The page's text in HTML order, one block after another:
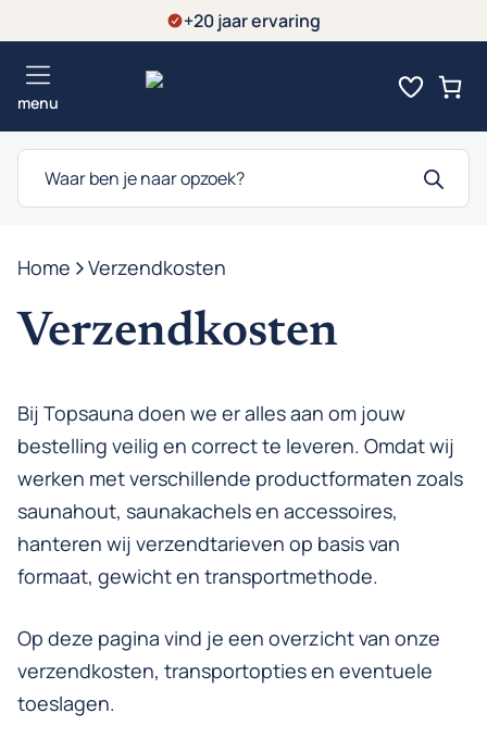
naar
inhoud
+20 jaar ervaring
menu
Producten
zoeken
Home -Verzendkosten
Verzendkosten
Bij Topsauna doen we er alles aan om jouw
bestelling veilig en correct te leveren. Omdat wij
werken met verschillende productformaten zoals
saunahout, saunakachels en accessoires,
hanteren wij verzendtarieven op basis van
formaat, gewicht en transportmethode.
Op deze pagina vind je een overzicht van onze
verzendkosten, transportopties en eventuele
toeslagen.